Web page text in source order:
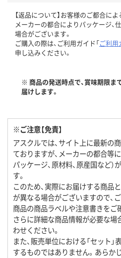
【返品について】お客様のご都合に
メーカーの都合によりパッケージ、
場合がございます。
ご購入の際は、ご利用ガイド「ご利用
申し込みください。
※ 商品の発送時点で、賞味期限
届けします。
※ご注意【免責】
アスクルでは、サイト上に最新の
ておりますが、メーカーの都合等に
パッケージ、原材料、原産国など
す。
このため、実際にお届けする商品
が異なる場合がございますので、
商品の商品ラベルや注意書きをご
さらに詳細な商品情報が必要な場
わせください。
また、販売単位における「セット
するものではありません。あらか